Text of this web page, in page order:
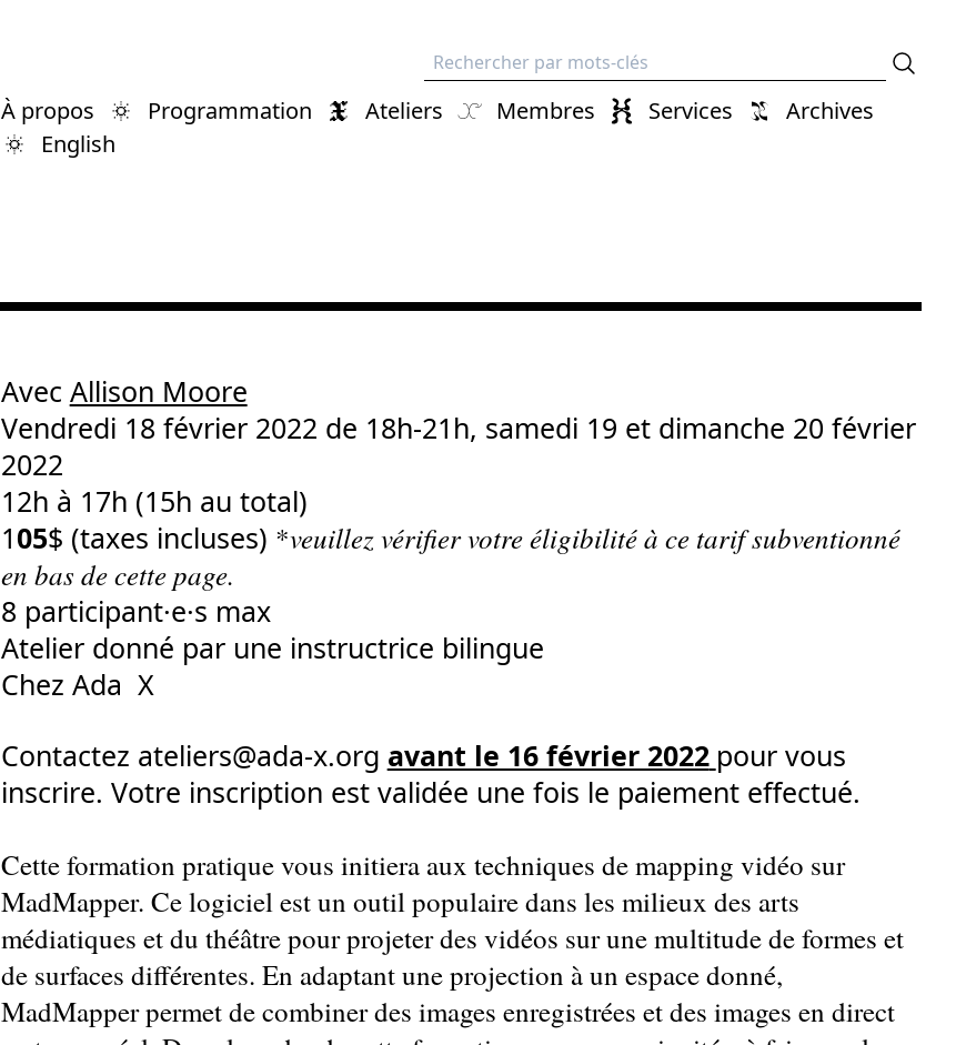
Recherche
À propos Programmation Ateliers Membres Services
Archives
English
Avec Allison Moore
Vendredi 18 février 2022 de 18h-21h, samedi 19 et dimanche 20 février
2022
12h à 17h (15h au total)
105$ (taxes incluses) *veuillez vérifier votre éligibilité à ce tarif subventionné
en bas de cette page.
8 participant·e·s max
Atelier donné par une instructrice bilingue
Chez Ada X
Contactez ateliers@ada-x.org avant le 16 février 2022 pour vous
inscrire. Votre inscription est validée une fois le paiement effectué.
Cette formation pratique vous initiera aux techniques de mapping vidéo sur
MadMapper. Ce logiciel est un outil populaire dans les milieux des arts
médiatiques et du théâtre pour projeter des vidéos sur une multitude de formes et
de surfaces différentes. En adaptant une projection à un espace donné,
MadMapper permet de combiner des images enregistrées et des images en direct